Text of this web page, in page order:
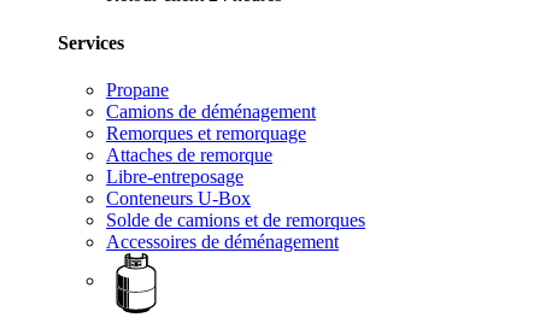
Services
Propane
Camions de déménagement
Remorques et remorquage
Attaches de remorque
Libre-entreposage
Conteneurs U-Box
Solde de camions et de remorques
Accessoires de déménagement